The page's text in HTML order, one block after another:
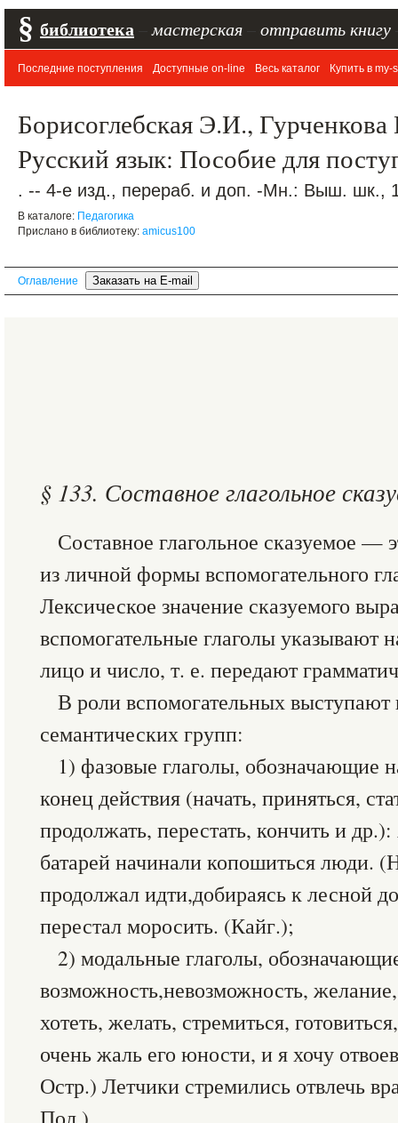
§ библиотека мастерская отправить книгу
Последние поступления Доступные on-line Весь каталог Купить в my-
Борисоглебская Э.И.,
Русский язык: Пособие для
. -- 4-е изд., перераб. и доп. -Мн.: Выш. шк.,
В каталоге: Педагогика
Прислано в библиотеку: amicus100
Оглавление
§ 133. Составное глагольное
Составное глагольное сказуемое —
из личной формы вспомогательного
Лексическое значение сказуемого
вспомогательные глаголы указывают
лицо и число, т. е. передают
В роли вспомогательных выступают
семантических групп:
1) фазовые глаголы, обозначающие
конец действия (начать, приняться,
продолжать, перестать, кончить и
батарей начинали копошиться люди.
продолжал идти,добираясь к лесной
перестал моросить. (Кайг.);
2) модальные глаголы,
возможность,невозможность,
хотеть, желать, стремиться,
очень жаль его юности, и я хочу
Остр.) Летчики стремились отвлечь